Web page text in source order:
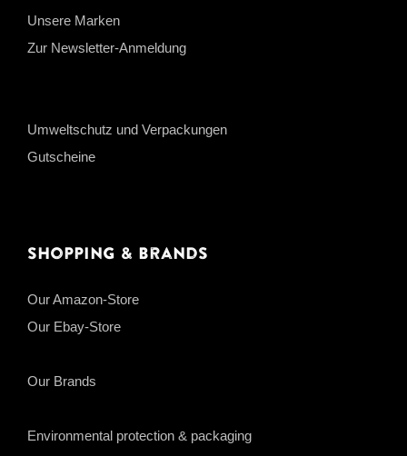
Unsere Marken
Zur Newsletter-Anmeldung
Umweltschutz und Verpackungen
Gutscheine
Shopping & Brands
Our Amazon-Store
Our Ebay-Store
Our Brands
Environmental protection & packaging